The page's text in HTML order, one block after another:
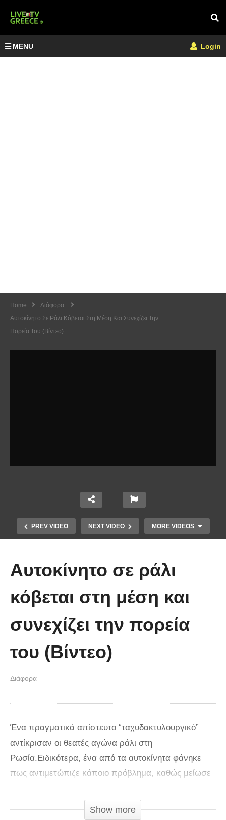
MENU Login
Home
Διάφορα
Αυτοκίνητο Σε Ράλι Κόβεται Στη Μέση Και Συνεχίζει Την
Πορεία Του (Βίντεο)
PREV VIDEO NEXT VIDEO MORE VIDEOS
άτυχη μέρα στη δουλειά
Αυτοκίνητο σε ράλι
κόβεται στη μέση και
συνεχίζει την πορεία
του (Βίντεο)
Διάφορα
Ένα πραγματικά απίστευτο “ταχυδακτυλουργικό”
αντίκρισαν οι θεατές αγώνα ράλι στη
Ρωσία.Ειδικότερα, ένα από τα αυτοκίνητα φάνηκε
πως αντιμετώπιζε κάποιο πρόβλημα, καθώς μείωσε
δυνατός θόρυβος και το αυτοκίνητο κόπηκε στα δυο!
Show more